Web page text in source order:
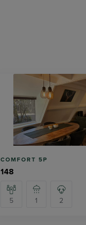
COMFORT 5P
148
5 1 2